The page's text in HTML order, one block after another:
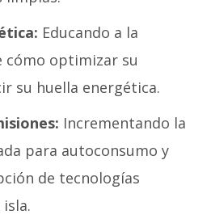
Educando a la
cómo optimizar su
su huella energética.
Incrementando la
para autoconsumo y
de tecnologías